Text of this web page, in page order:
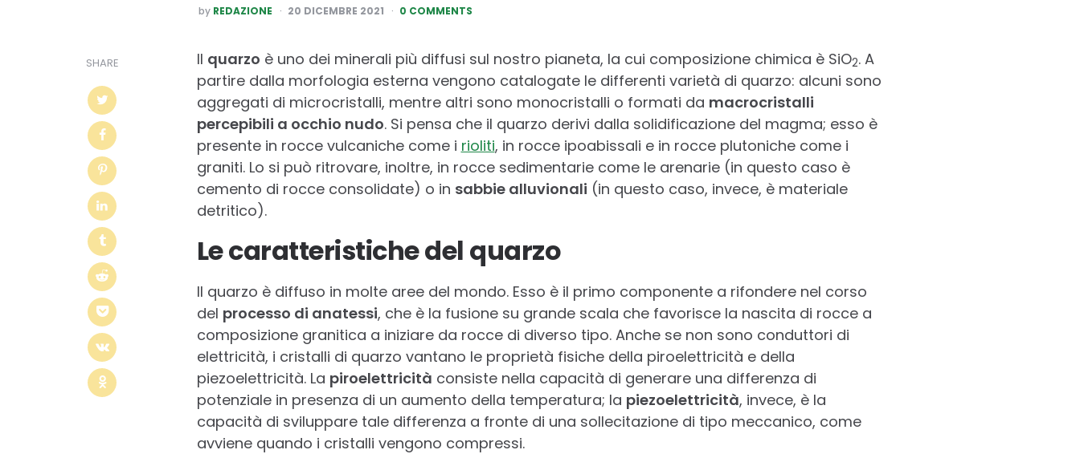
POSTED
BY
by REDAZIONE 20 DICEMBRE 2021 0 COMMENTS
SHARE Il quarzo è uno dei minerali più diffusi sul nostro pianeta, la cui composizione chimica è SiO2. A
partire dalla morfologia esterna vengono catalogate le differenti varietà di quarzo: alcuni sono
aggregati di microcristalli, mentre altri sono monocristalli o formati da macrocristalli
percepibili a occhio nudo. Si pensa che il quarzo derivi dalla solidificazione del magma; esso è
presente in rocce vulcaniche come i rioliti, in rocce ipoabissali e in rocce plutoniche come i
graniti. Lo si può ritrovare, inoltre, in rocce sedimentarie come le arenarie (in questo caso è
cemento di rocce consolidate) o in sabbie alluvionali (in questo caso, invece, è materiale
detritico).
Le caratteristiche del quarzo
Il quarzo è diffuso in molte aree del mondo. Esso è il primo componente a rifondere nel corso
del processo di anatessi, che è la fusione su grande scala che favorisce la nascita di rocce a
composizione granitica a iniziare da rocce di diverso tipo. Anche se non sono conduttori di
elettricità, i cristalli di quarzo vantano le proprietà fisiche della piroelettricità e della
piezoelettricità. La piroelettricità consiste nella capacità di generare una differenza di
potenziale in presenza di un aumento della temperatura; la piezoelettricità, invece, è la
capacità di sviluppare tale differenza a fronte di una sollecitazione di tipo meccanico, come
avviene quando i cristalli vengono compressi.